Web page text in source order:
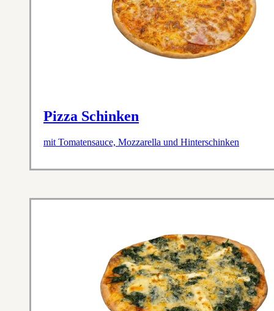
Pizza Schinken
mit Tomatensauce, Mozzarella und Hinterschinken